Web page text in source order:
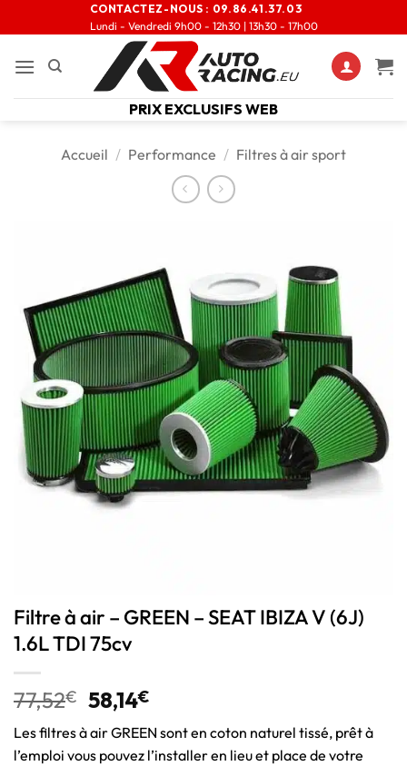
CONTACTEZ-NOUS : 09.86.41.37.03
Lundi - Vendredi 9h00 - 12h30 | 13h30 - 17h00
PRIX EXCLUSIFS WEB
Accueil / Performance / Filtres à air sport
Filtre à air – GREEN – SEAT IBIZA V (6J)
1.6L TDI 75cv
77,52€ 58,14€
Les filtres à air GREEN sont en coton naturel tissé, prêt à
l’emploi vous pouvez l’installer en lieu et place de votre